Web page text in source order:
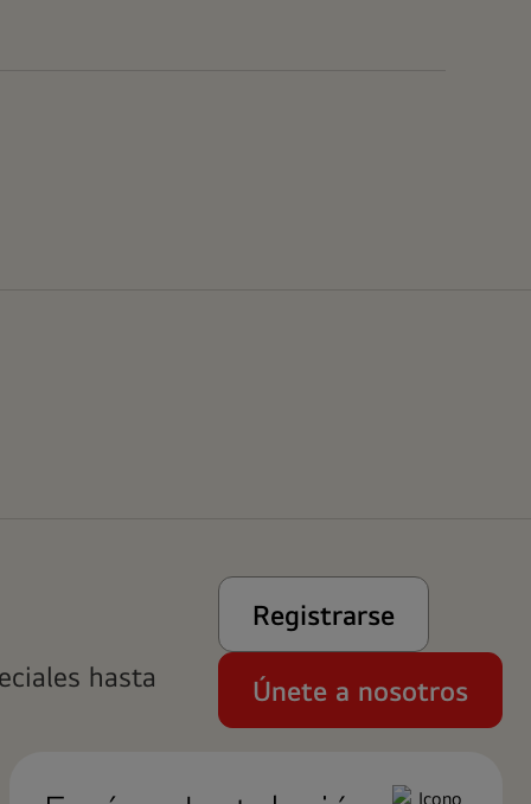
hasta
Registrarse
Únete a nosotros